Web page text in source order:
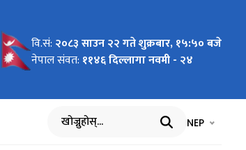
वि.सं: २०८३ साउन २२ गते शुक्रबार, १५:५० बजे
नेपाल संवत: ११४६ दिल्लागा नवमी - २४
खोज्नुहोस् भाषा चयन
NEP